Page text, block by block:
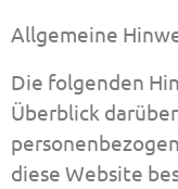
Allgemeine
Die folgenden
Überblick
diese Website